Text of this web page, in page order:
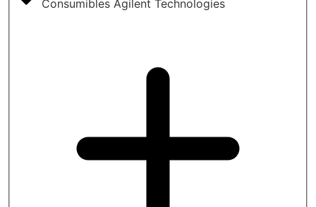
Consumibles Agilent Technologies